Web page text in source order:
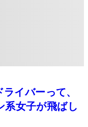
イバーって、
系女子が飛ばし